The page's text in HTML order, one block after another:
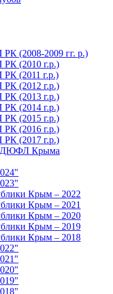
(2008-2009 гг. р.)
(2010 г.р.)
(2011 г.р.)
(2012 г.р.)
(2013 г.р.)
(2014 г.р.)
(2015 г.р.)
(2016 г.р.)
(2017 г.р.)
ДЮФЛ Крыма
Крым – 2022
Крым – 2021
Крым – 2020
Крым – 2019
Крым – 2018